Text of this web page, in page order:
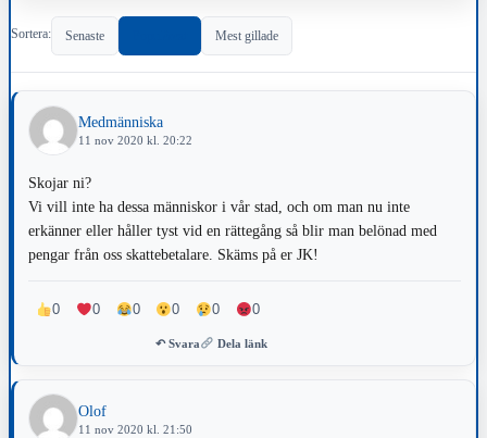
Sortera: Senaste Mest gillade
Medmänniska
11 nov 2020 kl. 20:22
Skojar ni?
Vi vill inte ha dessa människor i vår stad, och om man nu inte
erkänner eller håller tyst vid en rättegång så blir man belönad med
pengar från oss skattebetalare. Skäms på er JK!
0 0 0 0 0 0
↶ Svara Dela länk
Olof
11 nov 2020 kl. 21:50